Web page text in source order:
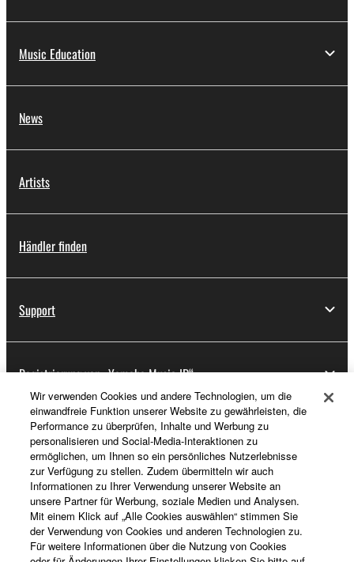
Music Education
News
Artists
Händler finden
Support
Registrierung von „Yamaha Music ID“
Über Yamaha
Deutschland - German
Business
Wir verwenden Cookies und andere Technologien, um die
einwandfreie Funktion unserer Website zu gewährleisten, die
Performance zu überprüfen, Inhalte und Werbung zu
personalisieren und Social-Media-Interaktionen zu
ermöglichen, um Ihnen so ein persönliches Nutzerlebnisse
zur Verfügung zu stellen. Zudem übermitteln wir auch
Informationen zu Ihrer Verwendung unserer Website an
unsere Partner für Werbung, soziale Medien und Analysen.
Mit einem Klick auf „Alle Cookies auswählen“ stimmen Sie
der Verwendung von Cookies und anderen Technologien zu.
Für weitere Informationen über die Nutzung von Cookies